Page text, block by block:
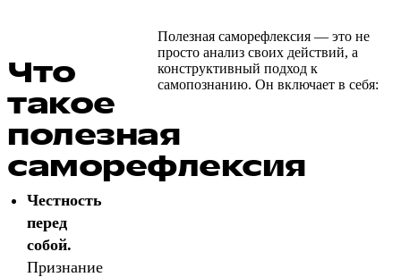
Что
такое
полезная
саморефлексия
Полезная саморефлексия — это не
просто анализ своих действий, а
конструктивный подход к
самопознанию. Он включает в себя:
Честность
перед
собой.
Признание